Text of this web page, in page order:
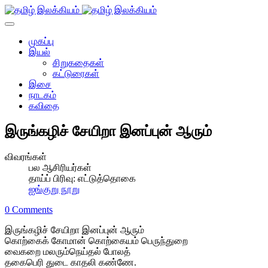
முகப்பு
இயல்
சிறுகதைகள்
கட்டுரைகள்
இசை
நாடகம்
கவிதை
இருங்கழிச் சேயிறா இனப்புன் ஆரும்
விவரங்கள்
பல ஆசிரியர்கள்
தாய்ப் பிரிவு: எட்டுத்தொகை
ஐங்குறு நூறு
0 Comments
இருங்கழிச் சேயிறா இனப்புன் ஆரும்
கொற்கைக் கோமான் கொற்கையம் பெருந்துறை
வைகறை மலரும்நெய்தல் போலத்
தகைபெரி துடை காதலி கண்ணே.